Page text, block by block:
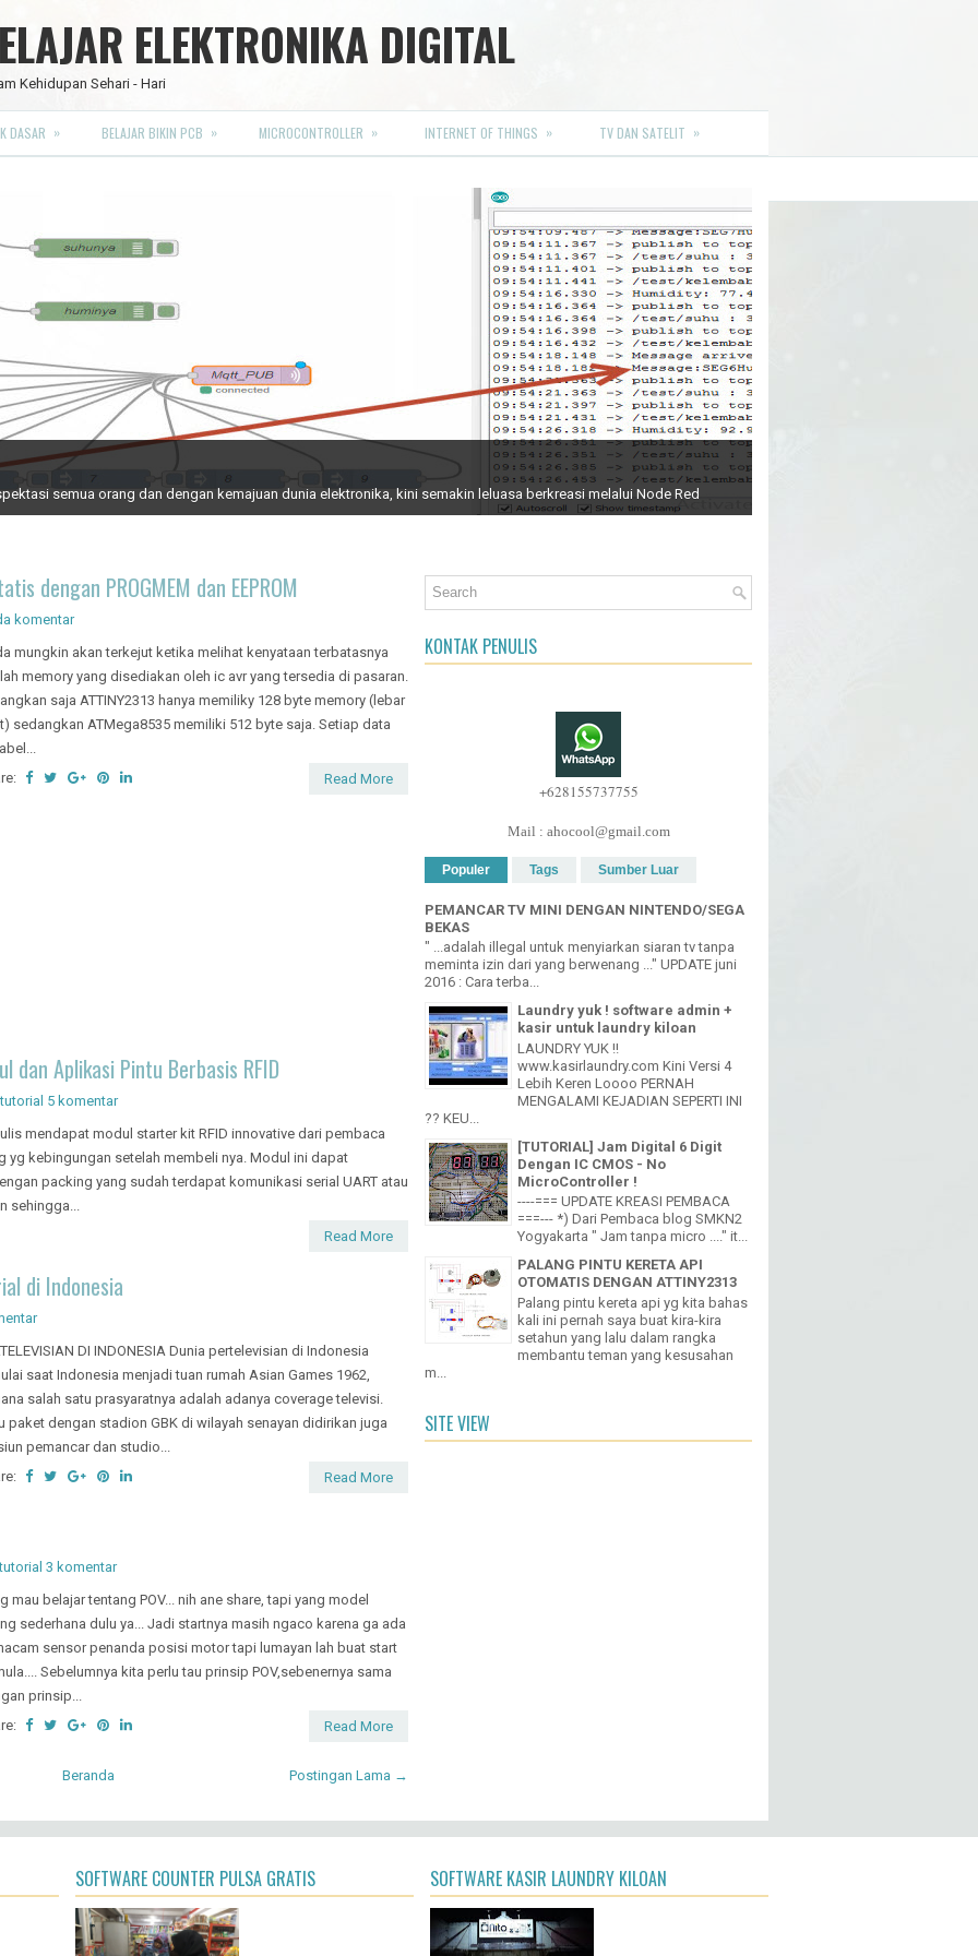
ELEKTRONIKA DIGITAL
Kehidupan Sehari - Hari
DASAR » BELAJAR BIKIN PCB » MICROCONTROLLER » INTERNET OF THINGS » TV DAN SATELIT »
yang digunakan dalam berbagai pembangkit timer, pulsa dan aplikasi osilator. Komponen ini digunakan secara luas,
rendah dan stabilitas yang baik
Object
FULL CMOS
semua orang dan dengan kemajuan dunia elektronika, kini semakin leluasa berkreasi melalui Node Red
komentar
mungkin akan terkejut ketika melihat kenyataan terbatasnya
saja ATTINY2313 hanya memiliky 128 byte memory (lebar
sedangkan ATMega8535 memiliki 512 byte saja. Setiap data
tutorial
5 komentar
mendapat modul starter kit RFID innovative dari pembaca
packing yang sudah terdapat komunikasi serial UART atau
sehingga...
di Indonesia
DI INDONESIA Dunia pertelevisian di Indonesia
salah satu prasyaratnya adalah adanya coverage televisi.
paket dengan stadion GBK di wilayah senayan didirikan juga
pemancar dan studio...
mau belajar tentang POV... nih ane share, tapi yang model
sensor penanda posisi motor tapi lumayan lah buat start
Sebelumnya kita perlu tau prinsip POV,sebenernya sama
prinsip...
KONTAK PENULIS
+628155737755
Mail : ahocool@gmail.com
Tags Sumber Luar
PEMANCAR TV MINI DENGAN NINTENDO/SEGA
" ...adalah illegal untuk menyiarkan siaran tv tanpa
meminta izin dari yang berwenang ..." UPDATE juni
2016 : Cara terba...
Laundry yuk ! software admin +
kasir untuk laundry kiloan
LAUNDRY YUK !!
www.kasirlaundry.com Kini Versi 4
Lebih Keren Loooo PERNAH
MENGALAMI KEJADIAN SEPERTI INI
?? KEU...
[TUTORIAL] Jam Digital 6 Digit
MicroController !
----=== UPDATE KREASI PEMBACA
===--- *) Dari Pembaca blog SMKN2
Yogyakarta " Jam tanpa micro ...." it...
PALANG PINTU KERETA API
OTOMATIS DENGAN ATTINY2313
Palang pintu kereta api yg kita bahas
kali ini pernah saya buat kira-kira
setahun yang lalu dalam rangka
membantu teman yang kesusahan
SITE VIEW
SOFTWARE COUNTER PULSA GRATIS SOFTWARE KASIR LAUNDRY KILOAN